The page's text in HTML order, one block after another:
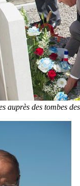
auprès des tombes